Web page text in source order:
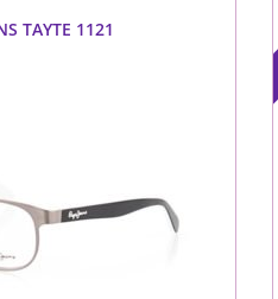
TAYTE 1121